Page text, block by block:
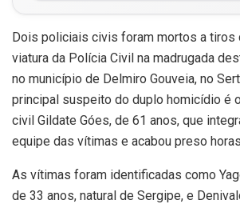
Dois policiais civis foram mortos a tiros
viatura da Polícia Civil na madrugada
no município de Delmiro Gouveia, no
principal suspeito do duplo homicídio é
civil Gildate Góes, de 61 anos, que
equipe das vítimas e acabou preso
As vítimas foram identificadas como
de 33 anos, natural de Sergipe, e